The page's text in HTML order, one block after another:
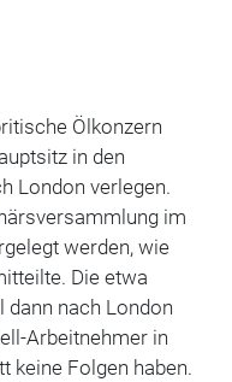
Ölkonzern
in den
London verlegen.
im
werden, wie
Die etwa
nach London
Arbeitnehmer in
keine Folgen haben.